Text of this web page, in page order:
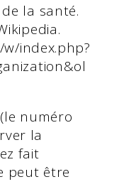
la santé.
index.php?
numéro
la
fait
peut être